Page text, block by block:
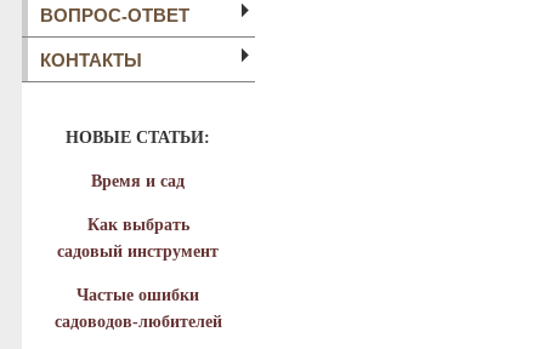
ВОПРОС-ОТВЕТ
КОНТАКТЫ
НОВЫЕ СТАТЬИ:
Время и сад
Как выбрать
садовый инструмент
Частые ошибки
садоводов-любителей